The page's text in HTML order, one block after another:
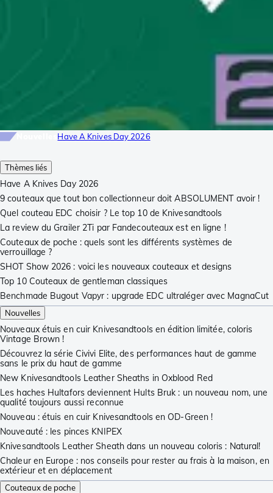
Thèmes liés
Have A Knives Day 2026
9 couteaux que tout bon collectionneur doit ABSOLUMENT avoir !
Quel couteau EDC choisir ? Le top 10 de Knivesandtools
La review du Grailer 2Ti par Fandecouteaux est en ligne !
Couteaux de poche : quels sont les différents systèmes de
verrouillage ?
SHOT Show 2026 : voici les nouveaux couteaux et designs
Top 10 Couteaux de gentleman classiques
Benchmade Bugout Vapyr : upgrade EDC ultraléger avec MagnaCut
Nouvelles
Nouveaux étuis en cuir Knivesandtools en édition limitée, coloris
Vintage Brown !
Découvrez la série Civivi Elite, des performances haut de gamme
sans le prix du haut de gamme
New Knivesandtools Leather Sheaths in Oxblood Red
Les haches Hultafors deviennent Hults Bruk : un nouveau nom, une
qualité toujours aussi reconnue
Nouveau : étuis en cuir Knivesandtools en OD-Green !
Nouveauté : les pinces KNIPEX
Knivesandtools Leather Sheath dans un nouveau coloris : Natural!
Chaleur en Europe : nos conseils pour rester au frais à la maison, en
extérieur et en déplacement
Couteaux de poche
Have A Knives Day 2026